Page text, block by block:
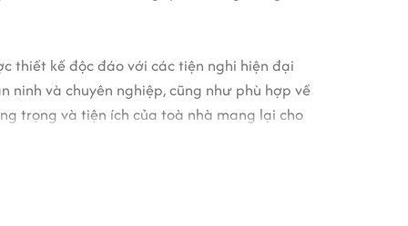
thiết kế độc đáo với các tiện nghi hiện đại
và chuyên nghiệp, cũng như phù hợp về
trọng và tiện ích của toà nhà mang lại cho
cho toàn văn phòng, tường vách cách âm